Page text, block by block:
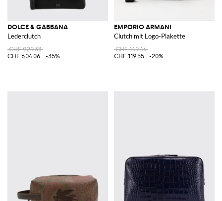
DOLCE & GABBANA
Lederclutch
CHF 929.33
CHF 604.06
-35%
EMPORIO ARMANI
Clutch mit Logo-Plakette
CHF 149.44
CHF 119.55
-20%